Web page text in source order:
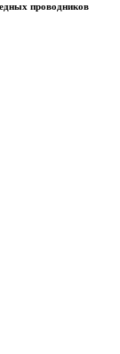
проводников